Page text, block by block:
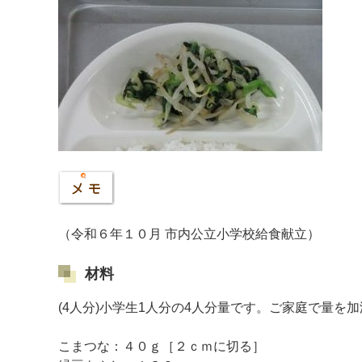
（令和６年１０月 市内公立小学校給食献立）
材料
(4人分)小学生1人分の4人分量です。ご家庭で量を加
こまつな：４０ｇ［２ｃｍに切る］
マイメディア検索